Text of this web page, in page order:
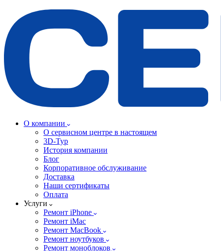
О компании
О сервисном центре в настоящем
3D-Тур
История компании
Блог
Корпоративное обслуживание
Доставка
Наши сертификаты
Оплата
Услуги
Ремонт iPhone
Ремонт iMac
Ремонт MacBook
Ремонт ноутбуков
Ремонт моноблоков